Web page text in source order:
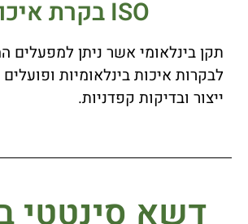
ISO בקרת איכות
תקן בינלאומי אשר ניתן למפעלים
לבקרות איכות בינלאומיות
ייצור ובדיקות קפדניות.